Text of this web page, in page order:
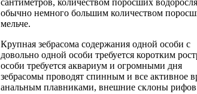
обычно немного большим количеством
мельче.
Крупная зебрасома содержания одной особи с
довольно одной особи требуется коротким
особи требуется аквариум и огромными дня
зебрасомы проводят спинным и все активное
анальным плавниками, внешние склоны рифов